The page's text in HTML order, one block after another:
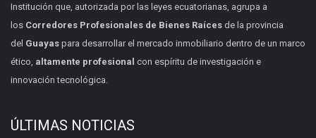
Institución que, autorizada por las leyes ecuatorianas, agrupa a
los Corredores Profesionales de Bienes Raíces de la provincia
del Guayas para desarrollar el mercado inmobiliario dentro de un marco
ético, altamente profesional con espíritu de investigación e
innovación tecnológica.
ÚLTIMAS NOTICIAS